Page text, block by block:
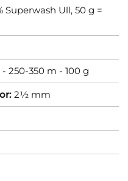
Superwash Ull, 50 g =
- 250-350 m - 100 g
2½ mm